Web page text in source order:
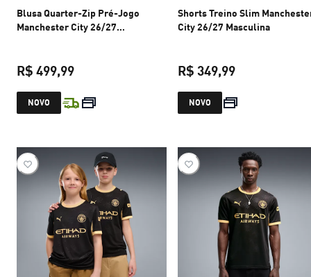
Blusa Quarter-Zip Pré-Jogo
Manchester City 26/27
R$ 499,99
preço atual R$ 499,99
NOVO
Shorts Treino Slim
City 26/27 Masculina
R$ 349,99
preço atual
NOVO